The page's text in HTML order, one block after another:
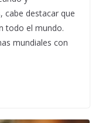
cabe destacar que
todo el mundo.
mundiales con